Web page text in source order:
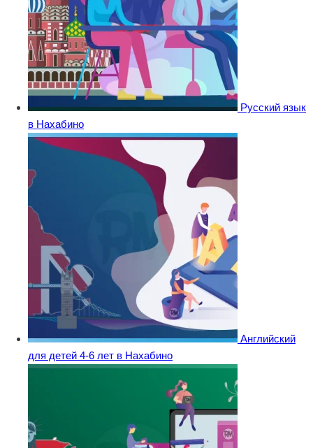
Русский язык
в Нахабино
Английский
для детей 4-6 лет в Нахабино